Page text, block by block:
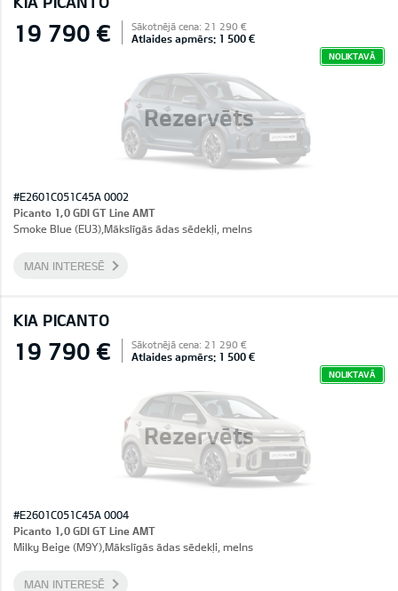
Rezervēts
19 790 € Sākotnējā cena: 21 290 €
Atlaides apmērs: 1 500 €
NOLIKTAVĀ
#E2601C051C45A 0002
Picanto 1,0 GDI GT Line AMT
Smoke Blue (EU3),Mākslīgās ādas sēdekļi, melns
MAN INTERESĒ
KIA PICANTO
Rezervēts
19 790 € Sākotnējā cena: 21 290 €
Atlaides apmērs: 1 500 €
NOLIKTAVĀ
#E2601C051C45A 0004
Picanto 1,0 GDI GT Line AMT
Milky Beige (M9Y),Mākslīgās ādas sēdekļi, melns
MAN INTERESĒ